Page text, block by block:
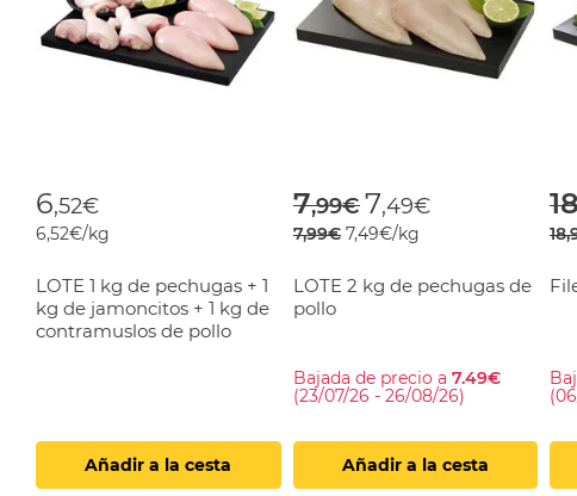
6,52€
6,52€/kg
LOTE 1 kg de pechugas + 1
kg de jamoncitos + 1 kg de
contramuslos de pollo
Añadir a la cesta
Price reduced from
7,99€to
7,49€
7,99€ 7,49€/kg
LOTE 2 kg de pechugas de
pollo
Bajada de precio a 7.49€
(23/07/26 - 26/08/26)
Añadir a la cesta